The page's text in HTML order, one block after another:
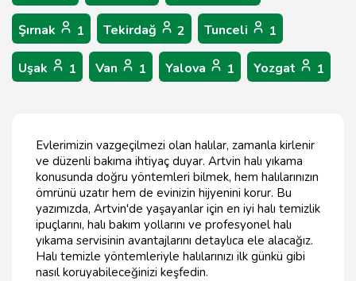
Şırnak 1 Tekirdağ 2 Tunceli 1
Uşak 1 Van 1 Yalova 1 Yozgat 1
Evlerimizin vazgeçilmezi olan halılar, zamanla kirlenir
ve düzenli bakıma ihtiyaç duyar. Artvin halı yıkama
konusunda doğru yöntemleri bilmek, hem halılarınızın
ömrünü uzatır hem de evinizin hijyenini korur. Bu
yazımızda, Artvin'de yaşayanlar için en iyi halı temizlik
ipuçlarını, halı bakım yollarını ve profesyonel halı
yıkama servisinin avantajlarını detaylıca ele alacağız.
Halı temizle yöntemleriyle halılarınızı ilk günkü gibi
nasıl koruyabileceğinizi keşfedin.